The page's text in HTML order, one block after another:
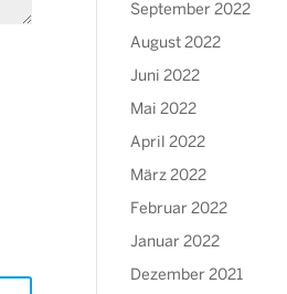
September 2022
August 2022
Juni 2022
Mai 2022
April 2022
März 2022
Februar 2022
Januar 2022
Dezember 2021